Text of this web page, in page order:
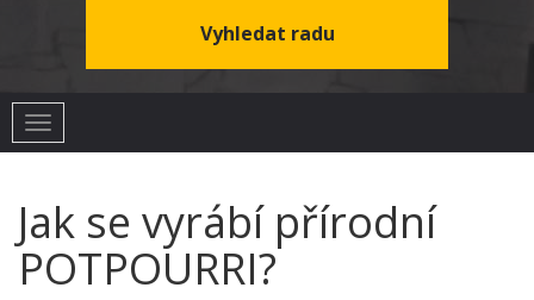
Toggle
navigation
Jak se vyrábí přírodní
POTPOURRI?